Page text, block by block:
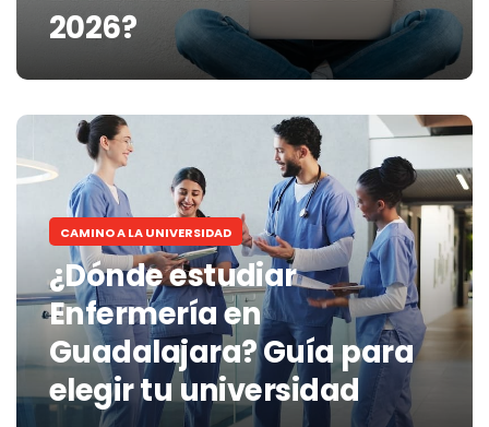
2026?
CAMINO A LA UNIVERSIDAD
¿Dónde estudiar
Enfermería en
Guadalajara? Guía para
elegir tu universidad